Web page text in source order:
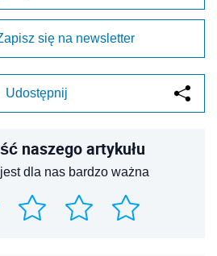
się na newsletter
Udostępnij
naszego artykułu
dla nas bardzo ważna